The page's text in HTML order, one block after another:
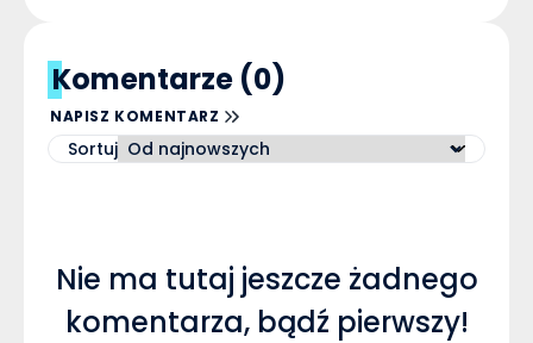
Komentarze (0)
NAPISZ KOMENTARZ
Sortuj
Nie ma tutaj jeszcze żadnego
komentarza, bądź pierwszy!